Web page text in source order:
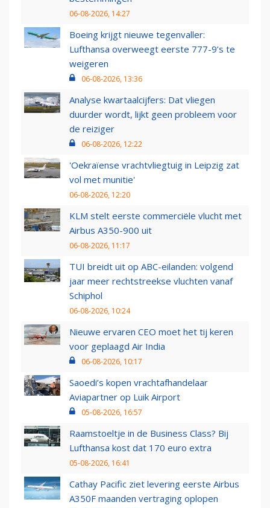
06-08-2026, 14:27
Boeing krijgt nieuwe tegenvaller:
Lufthansa overweegt eerste 777-9’s te
weigeren
06-08-2026, 13:36
Analyse kwartaalcijfers: Dat vliegen
duurder wordt, lijkt geen probleem voor
de reiziger
06-08-2026, 12:22
'Oekraïense vrachtvliegtuig in Leipzig zat
vol met munitie'
06-08-2026, 12:20
KLM stelt eerste commerciële vlucht met
Airbus A350-900 uit
06-08-2026, 11:17
TUI breidt uit op ABC-eilanden: volgend
jaar meer rechtstreekse vluchten vanaf
Schiphol
06-08-2026, 10:24
Nieuwe ervaren CEO moet het tij keren
voor geplaagd Air India
06-08-2026, 10:17
Saoedi’s kopen vrachtafhandelaar
Aviapartner op Luik Airport
05-08-2026, 16:57
Raamstoeltje in de Business Class? Bij
Lufthansa kost dat 170 euro extra
05-08-2026, 16:41
Cathay Pacific ziet levering eerste Airbus
A350F maanden vertraging oplopen